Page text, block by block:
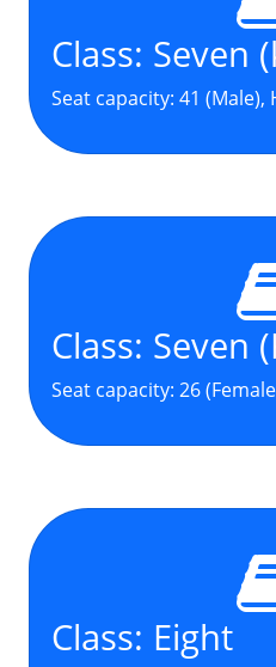
Class: Seven
Seat capacity: 41 (Male),
Class: Seven
Seat capacity: 26
Class: Eight